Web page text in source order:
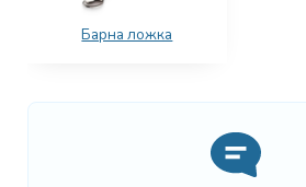
Барна ложка